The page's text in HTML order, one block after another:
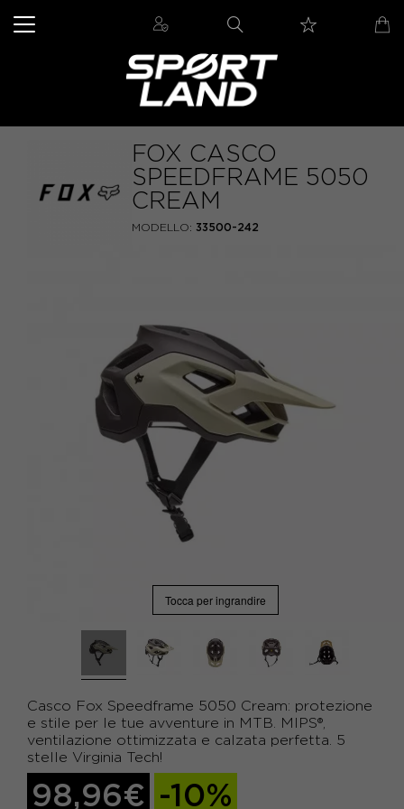
FOX CASCO
SPEEDFRAME 5050
CREAM
MODELLO: 33500-242
Tocca per ingrandire
Casco Fox Speedframe 5050 Cream: protezione
e stile per le tue avventure in MTB. MIPS®,
ventilazione ottimizzata e calzata perfetta. 5
stelle Virginia Tech!
98,96€ -10%